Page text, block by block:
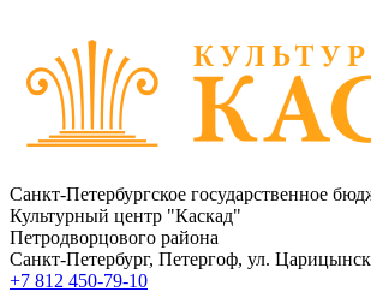
Санкт-Петербургское государственное
Культурный центр "Каскад"
Петродворцового района
Санкт-Петербург, Петергоф, ул.
+7 812 450-79-10